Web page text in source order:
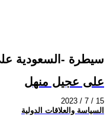
سيطرة -السعودية
على عجيل منهل
2023 / 7 / 15
السياسة والعلاقات الدولية